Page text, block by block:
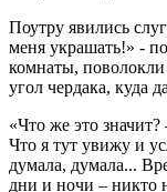
Поутру явились
меня украшать!» -
комнаты,
угол чердака, куда
«Что же это значит?
Что я тут увижу и
думала, думала...
дни и ночи – никто